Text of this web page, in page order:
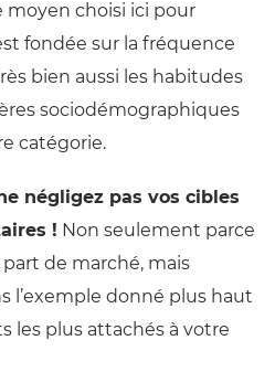
moyen choisi ici pour
fondée sur la fréquence
bien aussi les habitudes
sociodémographiques
catégorie.
négligez pas vos cibles
! Non seulement parce
de marché, mais
l’exemple donné plus haut
les plus attachés à votre